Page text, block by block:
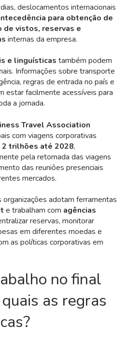
deslocamentos internacionais
para obtenção de
de vistos, reservas e
internas da empresa.
e linguísticas também podem
Informações sobre transporte
regras de entrada no país e
estar facilmente acessíveis para
a jornada.
Travel Association
com viagens corporativas
2 trilhões até 2028,
pela retomada das viagens
das reuniões presenciais
mercados.
adotam ferramentas
e trabalham com agências
reservas, monitorar
em diferentes moedas e
as políticas corporativas em
no final
as regras